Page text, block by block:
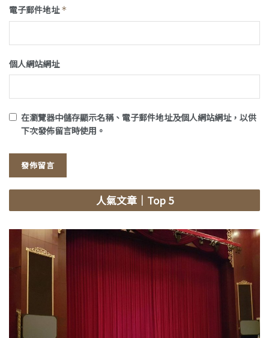
電子郵件地址*
個人網站網址
在瀏覽器中儲存顯示名稱、電子郵件地址及個人網站網址，以供
下次發佈留言時使用。
人氣文章｜Top 5